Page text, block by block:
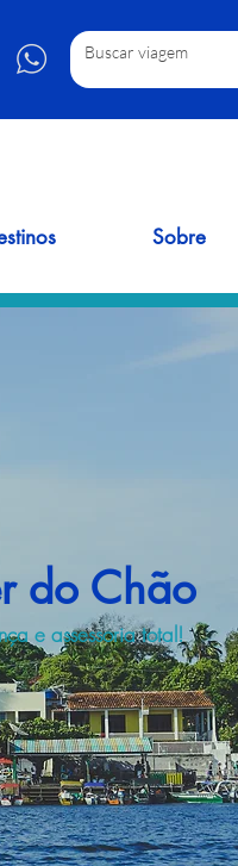
Sobre
do Chão
e assessoria total!